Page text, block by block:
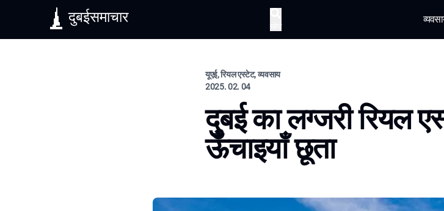
दुबईसमाचार
यूएई, रियल एस्टेट, व्यवसाय
2025. 02. 04
दुबई का लग्जरी रियल
ऊँचाइयाँ छूता